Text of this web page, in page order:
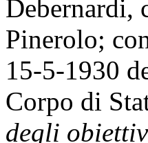
Debernardi,
Pinerolo;
15-5-1930
Corpo di
degli